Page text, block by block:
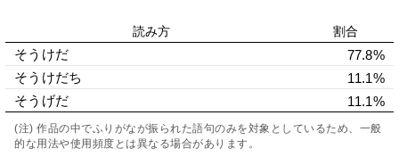
読み方 割合
そうけだ
77.8%
そうけだち
11.1%
そうげだ
11.1%
(注) 作品の中でふりがなが振られた語句のみを対象としているため、一般
的な用法や使用頻度とは異なる場合があります。